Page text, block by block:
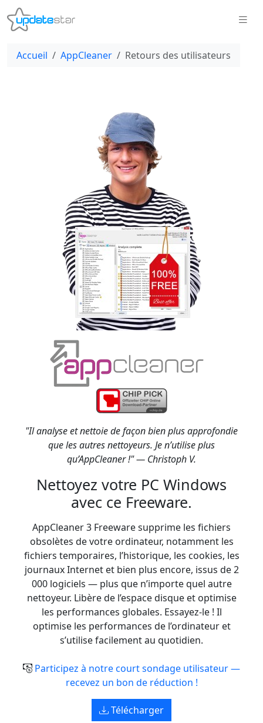
Accueil AppCleaner Retours des utilisateurs
"Il analyse et nettoie de façon bien plus approfondie
que les autres nettoyeurs. Je n’utilise plus
qu’AppCleaner !" — Christoph V.
Nettoyez votre PC Windows
avec ce Freeware.
AppCleaner 3 Freeware supprime les fichiers
obsolètes de votre ordinateur, notamment les
fichiers temporaires, l’historique, les cookies, les
journaux Internet et bien plus encore, issus de 2
000 logiciels — plus que n’importe quel autre
nettoyeur. Libère de l’espace disque et optimise
les performances globales. Essayez-le ! Il
optimise les performances de l’ordinateur et
s’utilise facilement au quotidien.
Participez à notre court sondage utilisateur —
recevez un bon de réduction !
Télécharger